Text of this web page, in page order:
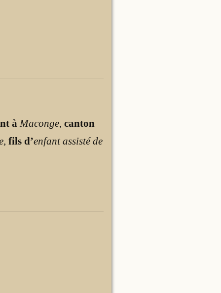
à Maconge canton
fils d’enfant assisté de